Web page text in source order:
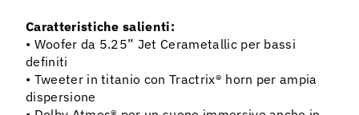
Caratteristiche salienti:
• Woofer da 5.25” Jet Cerametallic per bassi
definiti
• Tweeter in titanio con Tractrix® horn per ampia
dispersione